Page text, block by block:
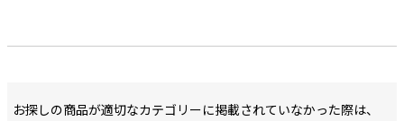
お探しの商品が適切なカテゴリーに掲載されていなかった際は、